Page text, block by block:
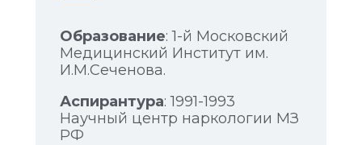
Образование: 1-й Московский
Медицинский Институт им.
И.М.Сеченова.
Аспирантура: 1991-1993
Научный центр наркологии МЗ
РФ